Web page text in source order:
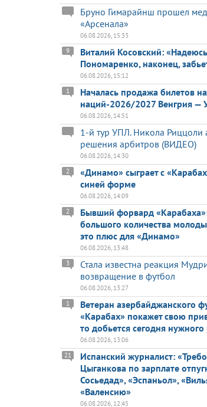
Бруно Гимарайнш прошел
«Арсенала»
06.08.2026, 15:33
Виталий Косовский:
Пономаренко, наконец,
9
06.08.2026, 15:12
Началась продажа билетов
наций-2026/2027 Венгрия —
1
06.08.2026, 14:51
1-й тур УПЛ. Никола Риццоли
решения арбитров (ВИДЕО)
06.08.2026, 14:30
«Динамо» сыграет с
синей форме
2
06.08.2026, 14:09
Бывший форвард
большого количества
это плюс для «Динамо»
2
06.08.2026, 13:48
Стала известна реакция
возвращение в футбол
3
06.08.2026, 13:27
Ветеран азербайджанского
«Карабах» покажет свою
то добьется сегодня нужного
1
06.08.2026, 13:06
Испанский журналист:
Цыганкова по зарплате
Сосьедад», «Эспаньол»,
«Валенсию»
21
06.08.2026, 12:45